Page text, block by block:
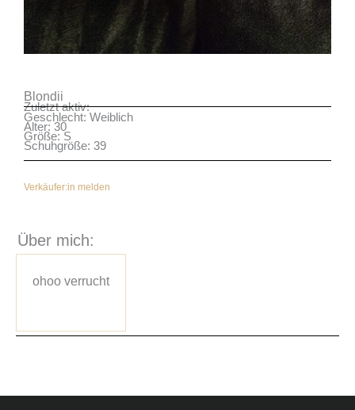
Blondii
Zuletzt aktiv:
Geschlecht: Weiblich
Alter: 30
Größe: S
Schuhgröße: 39
Verkäufer:in melden
Über mich:
ohoo verrucht